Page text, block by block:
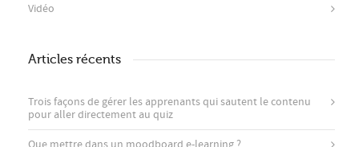
Vidéo
Articles récents
Trois façons de gérer les apprenants qui sautent le contenu
pour aller directement au quiz